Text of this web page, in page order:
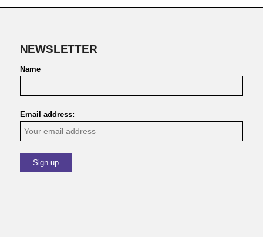
NEWSLETTER
Name
Email address: